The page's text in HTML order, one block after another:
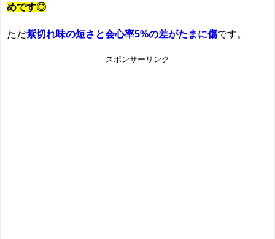
めです◎
ただ紫切れ味の短さと会心率5%の差がたまに傷です。
スポンサーリンク